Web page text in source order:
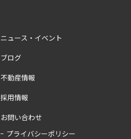
ニュース・イベント
ブログ
不動産情報
採用情報
お問い合わせ
プライバシーポリシー